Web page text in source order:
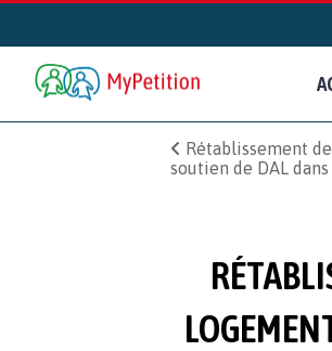
Rétablissement
soutien de DAL